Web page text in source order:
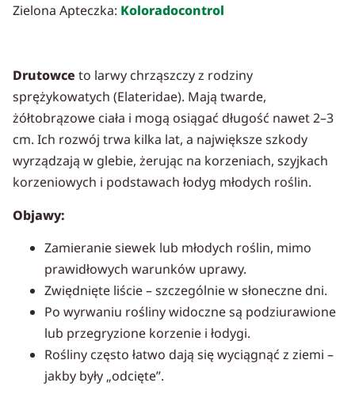
Zielona Apteczka: Koloradocontrol
Drutowce to larwy chrząszczy z rodziny
sprężykowatych (Elateridae). Mają twarde,
żółtobrązowe ciała i mogą osiągać długość nawet 2–3
cm. Ich rozwój trwa kilka lat, a największe szkody
wyrządzają w glebie, żerując na korzeniach, szyjkach
korzeniowych i podstawach łodyg młodych roślin.
Objawy:
Zamieranie siewek lub młodych roślin, mimo
prawidłowych warunków uprawy.
Zwiędnięte liście – szczególnie w słoneczne dni.
Po wyrwaniu rośliny widoczne są podziurawione
lub przegryzione korzenie i łodygi.
Rośliny często łatwo dają się wyciągnąć z ziemi –
jakby były „odcięte”.